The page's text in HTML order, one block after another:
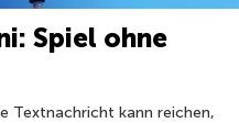
Spiel ohne
Textnachricht kann reichen,